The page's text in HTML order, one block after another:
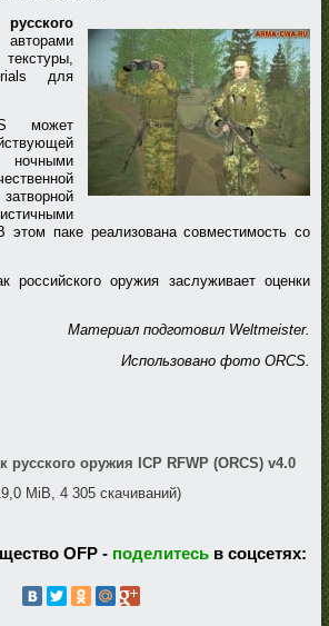
русского
авторами
для
может
этом паке реализована совместимость со
оружия заслуживает оценки
Материал подготовил Weltmeister.
Использовано фото ORCS.
русского оружия ICP RFWP (ORCS) v4.0
MiB, 4 305 скачиваний)
OFP - поделитесь в соцсетях: